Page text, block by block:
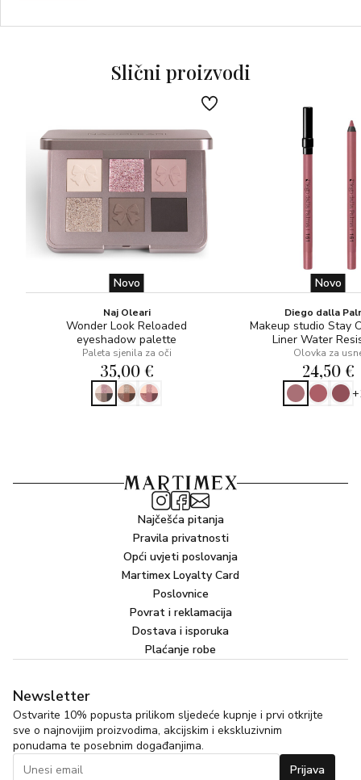
30 dana korištenja pomažu:
potaknuti rast trepavica
povećati njihov volumen
ojačati korijen trepavica i smanjiti prerano ispadanje
Više od običnog primera — može se koristiti i samostalno
kao plava maskara za efektan i moderan look. Kremasta
tekstura omogućuje lako i ravnomjerno nanošenje,
obavijajući svaku trepavicu intenzivnom bojom i punim
volumenom.
Oftalmološki testirano.
Slični proizvodi
Novo
Naj Oleari
Wonder Look Reloaded
eyeshadow palette
Paleta sjenila za oči
35,00 €
Novo
Diego dalla
Makeup studio Stay
Liner Water
Olovka za
24,50 €
Najčešća pitanja
Pravila privatnosti
Opći uvjeti poslovanja
Martimex Loyalty Card
Poslovnice
Povrat i reklamacija
Dostava i isporuka
Plaćanje robe
Newsletter
Ostvarite 10% popusta prilikom sljedeće kupnje i prvi otkrijte
sve o najnovijim proizvodima, akcijskim i ekskluzivnim
ponudama te posebnim događanjima.
Prijava